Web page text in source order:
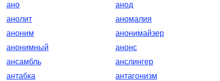
ано
анод
анолит
аномалия
аноним
анонимайзер
анонимный
анонс
ансамбль
анслингер
антабка
антагонизм